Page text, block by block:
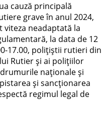
cauză principală
grave în anul 2024,
viteza neadaptată la
la data de 12
17.00, poliţiştii rutieri din
Rutier și ai polițiilor
naționale și
și sancționarea
regimul legal de